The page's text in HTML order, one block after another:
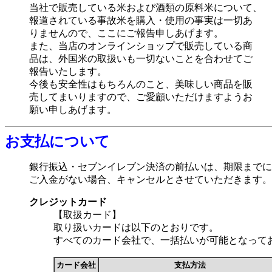
当社で販売している米および酒類の原料米について、
報道されている事故米を購入・使用の事実は一切あ
りませんので、ここにご報告申しあげます。
また、当店のオンラインショップで販売している商
品は、外国米の取扱いも一切ないことを合わせてご
報告いたします。
今後も安全性はもちろんのこと、美味しい商品を販
売してまいりますので、ご愛顧いただけますようお
願い申しあげます。
お支払について
銀行振込・セブンイレブン決済の前払いは、期限までに
ご入金がない場合、キャンセルとさせていただきます。
クレジットカード
【取扱カード】
取り扱いカードは以下のとおりです。
すべてのカード会社で、一括払いが可能となって
カード会社
支払方法